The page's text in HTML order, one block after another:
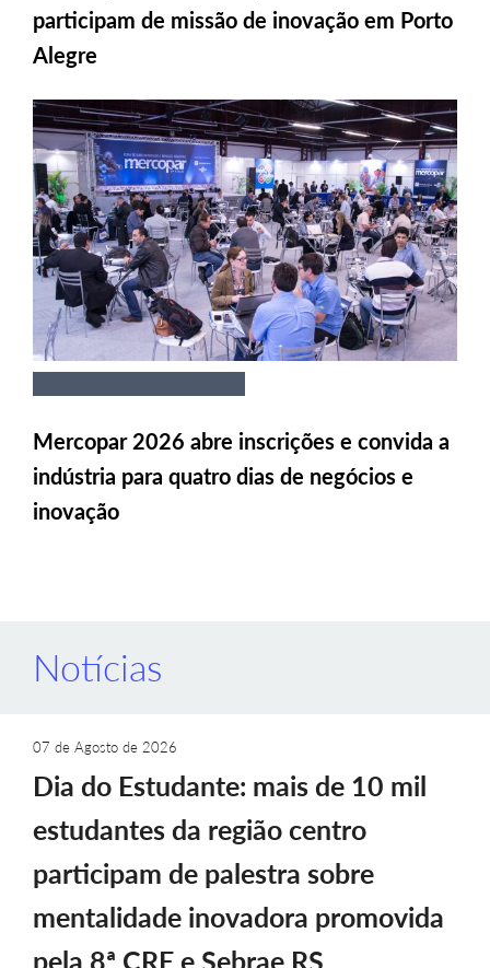
participam de missão de inovação em Porto
Alegre
Mercopar 2026 abre inscrições e convida a
indústria para quatro dias de negócios e
inovação
Notícias
07 de Agosto de 2026
Dia do Estudante: mais de 10 mil
estudantes da região centro
participam de palestra sobre
mentalidade inovadora promovida
pela 8ª CRE e Sebrae RS